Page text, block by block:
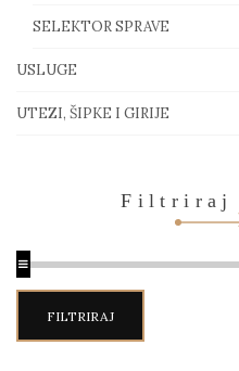
SELEKTOR SPRAVE
USLUGE
UTEZI, ŠIPKE I GIRIJE
Filtriraj
Min
cijena
Maks
cijenaFILTRIRAJ